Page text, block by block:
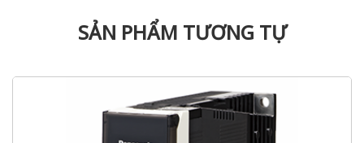
SẢN PHẨM TƯƠNG TỰ